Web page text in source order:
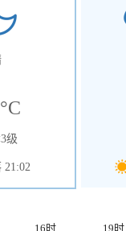
°C
级
21:02
16时 19时